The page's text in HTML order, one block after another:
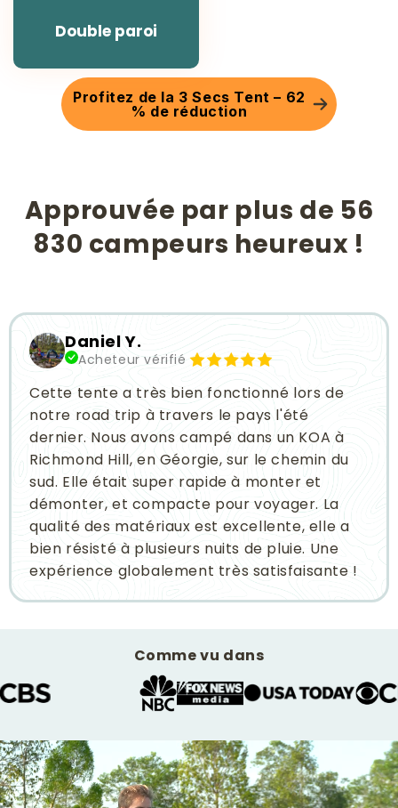
Double paroi
Profitez de la 3 Secs Tent – 62
% de réduction
Approuvée par plus de 56
830 campeurs heureux !
Daniel Y.
Acheteur vérifié
Cette tente a très bien fonctionné lors de
notre road trip à travers le pays l'été
dernier. Nous avons campé dans un KOA à
Richmond Hill, en Géorgie, sur le chemin du
sud. Elle était super rapide à monter et
démonter, et compacte pour voyager. La
qualité des matériaux est excellente, elle a
bien résisté à plusieurs nuits de pluie. Une
expérience globalement très satisfaisante !
Comme vu dans